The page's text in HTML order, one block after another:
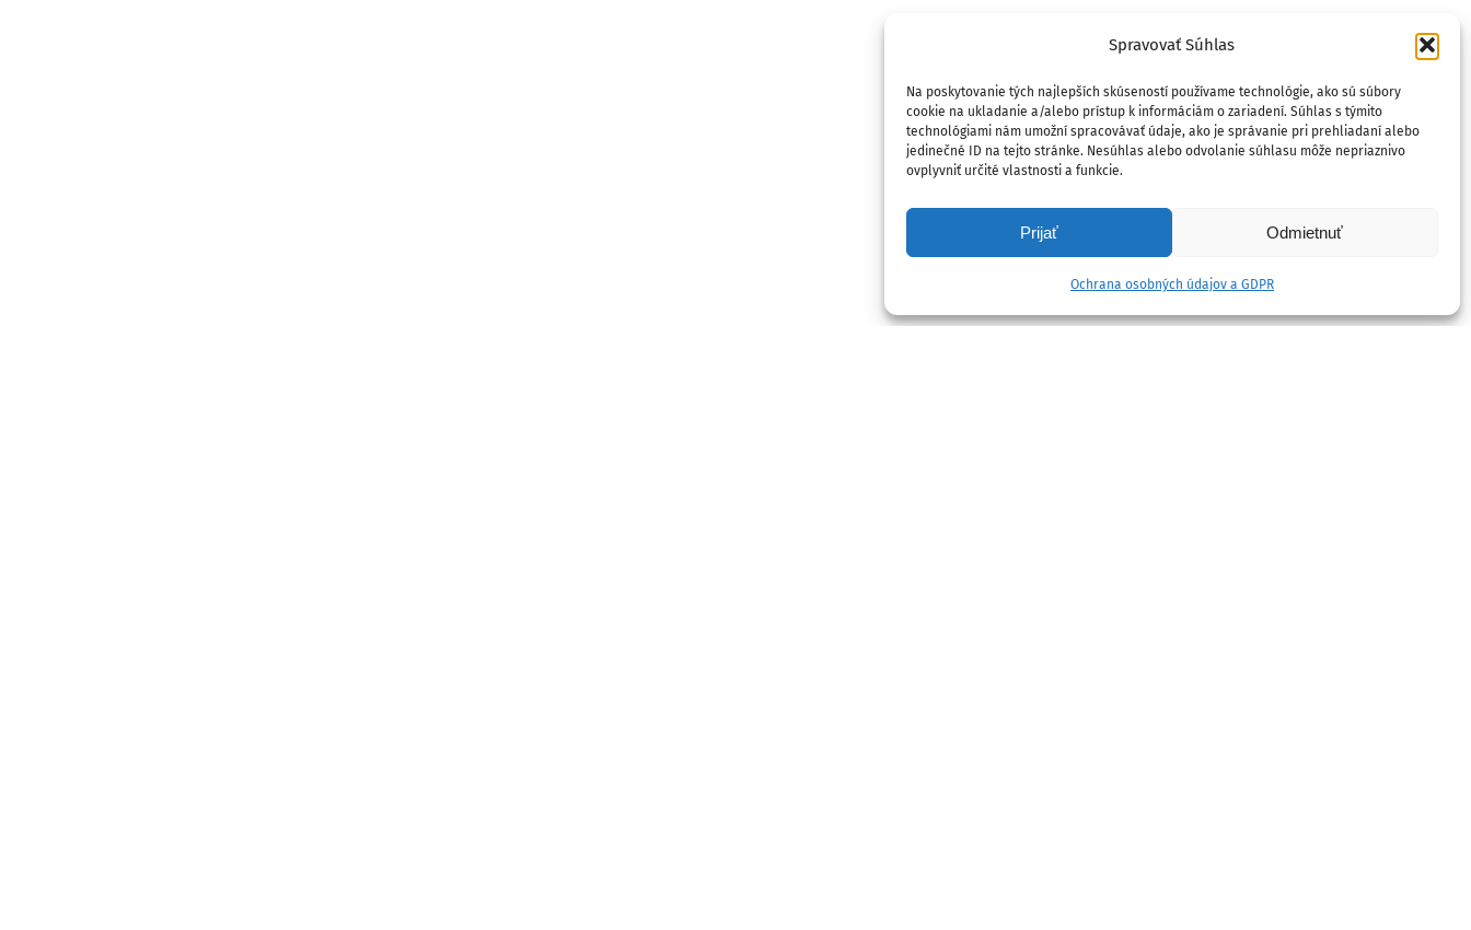
Spravovať Súhlas
Na poskytovanie tých najlepších skúseností používame technológie, ako sú súbory
cookie na ukladanie a/alebo prístup k informáciám o zariadení. Súhlas s týmito
technológiami nám umožní spracovávať údaje, ako je správanie pri prehliadaní alebo
jedinečné ID na tejto stránke. Nesúhlas alebo odvolanie súhlasu môže nepriaznivo
ovplyvniť určité vlastnosti a funkcie.
Prijať Odmietnuť
Ochrana osobných údajov a GDPR